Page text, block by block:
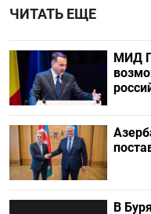
ЧИТАТЬ ЕЩЕ
МИД
В